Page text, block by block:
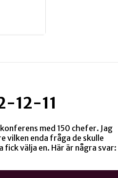
12-11
med 150 chefer. Jag
enda fråga de skulle
fick välja en. Här är några svar: